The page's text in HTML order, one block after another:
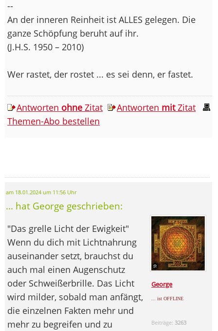
--
An der inneren Reinheit ist ALLES gelegen. Die
ganze Schöpfung beruht auf ihr.
(J.H.S. 1950 – 2010)
Wer rastet, der rostet ... es sei denn, er fastet.
Antworten ohne Zitat Antworten mitZitat
Themen-Abo bestellen
am 18.01.2024 um 11:56 Uhr
... hat George geschrieben:
George
... ist OFFLINE
Beiträge: 3263
"Das grelle Licht der Ewigkeit"
Wenn du dich mit Lichtnahrung
auseinander setzt, brauchst du
auch mal einen Augenschutz
oder Schweißerbrille. Das Licht
wird milder, sobald man anfängt,
die einzelnen Fakten mehr und
mehr zu begreifen und zu